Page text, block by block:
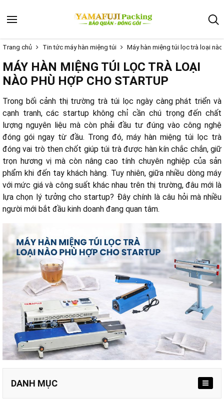
Trang chủ Tin tức máy hàn miệng túi Máy hàn miệng túi lọc trà loại
MÁY HÀN MIỆNG TÚI LỌC TRÀ LOẠI
NÀO PHÙ HỢP CHO STARTUP
Trong bối cảnh thị trường trà túi lọc ngày càng phát triển và
cạnh tranh, các startup không chỉ cần chú trọng đến chất
lượng nguyên liệu mà còn phải đầu tư đúng vào công nghệ
đóng gói ngay từ đầu. Trong đó, máy hàn miệng túi lọc trà
đóng vai trò then chốt giúp túi trà được hàn kín chắc chắn, giữ
trọn hương vị mà còn nâng cao tính chuyên nghiệp của sản
phẩm khi đến tay khách hàng. Tuy nhiên, giữa nhiều dòng máy
với mức giá và công suất khác nhau trên thị trường, đâu mới là
lựa chọn lý tưởng cho startup? Đây chính là câu hỏi mà nhiều
người mới bắt đầu kinh doanh đang quan tâm.
DANH MỤC